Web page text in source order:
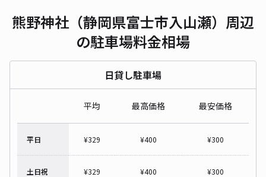
熊野神社（静岡県富士市入山瀬）周辺
の駐車場料金相場
日貸し駐車場
平均 最高価格 最安価格
平日 ¥329 ¥400 ¥300
土日祝 ¥329 ¥400 ¥300